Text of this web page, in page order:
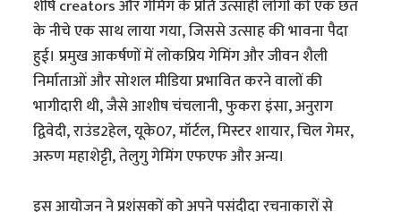
शीर्ष creators और गेमिंग के प्रति उत्साही लोगों को एक छत
के नीचे एक साथ लाया गया, जिससे उत्साह की भावना पैदा
हुई। प्रमुख आकर्षणों में लोकप्रिय गेमिंग और जीवन शैली
निर्माताओं और सोशल मीडिया प्रभावित करने वालों की
भागीदारी थी, जैसे आशीष चंचलानी, फुकरा इंसा, अनुराग
द्विवेदी, राउंड2हेल, यूके07, मॉर्टल, मिस्टर शायार, चिल गेमर,
अरुण महाशेट्टी, तेलुगु गेमिंग एफएफ और अन्य।
इस आयोजन ने प्रशंसकों को अपने पसंदीदा रचनाकारों से